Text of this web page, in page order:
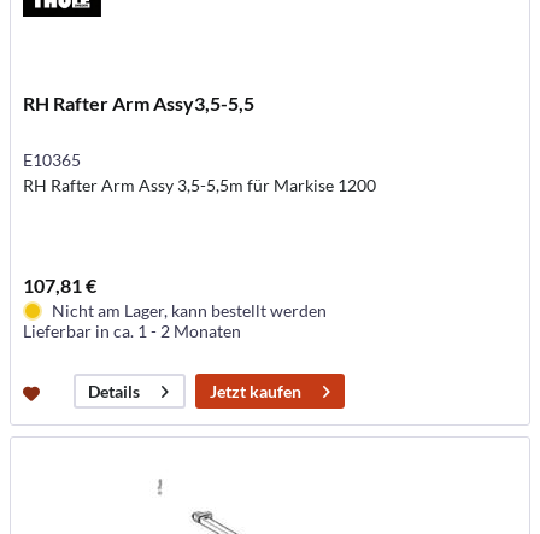
RH Rafter Arm Assy3,5-5,5
E10365
RH Rafter Arm Assy 3,5-5,5m für Markise 1200
107,81 €
Nicht am Lager, kann bestellt werden
Lieferbar in ca. 1 - 2 Monaten
Details Jetzt kaufen